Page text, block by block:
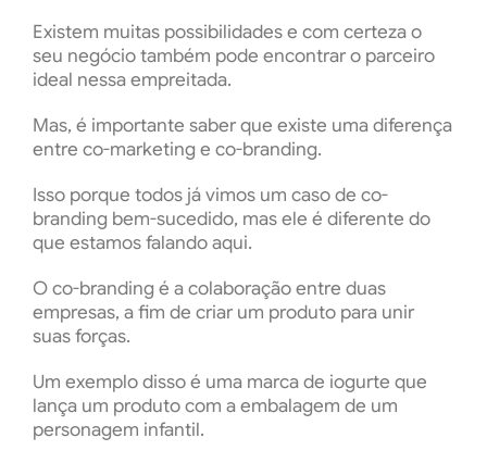
Existem muitas possibilidades e com certeza o
seu negócio também pode encontrar o parceiro
ideal nessa empreitada.
Mas, é importante saber que existe uma diferença
entre co-marketing e co-branding.
Isso porque todos já vimos um caso de co-
branding bem-sucedido, mas ele é diferente do
que estamos falando aqui.
O co-branding é a colaboração entre duas
empresas, a fim de criar um produto para unir
suas forças.
Um exemplo disso é uma marca de iogurte que
lança um produto com a embalagem de um
personagem infantil.